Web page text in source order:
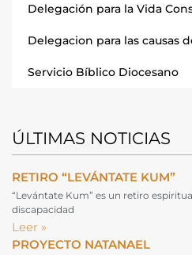
Delegación para la Vida
Delegacion para las causas
Servicio Bíblico Diocesano
ÚLTIMAS NOTICIAS
RETIRO “LEVÁNTATE KUM”
“Levántate Kum” es un retiro
discapacidad
Leer »
PROYECTO NATANAEL